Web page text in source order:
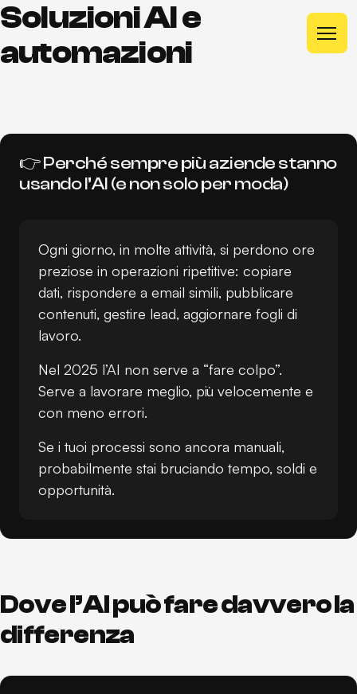
H
H
o
o
m
m
e
e
S
S
e
e
r
r
v
v
i
i
z
z
i
i
Progetti
Chisono
F
F
A
A
Q
Q
N
N
e
e
w
w
s
s
Soluzioni AI e
automazioni
👉 Perché sempre più aziende stanno
usando l’AI (e non solo per moda)
Ogni giorno, in molte attività, si perdono ore
preziose in operazioni ripetitive: copiare
dati, rispondere a email simili, pubblicare
contenuti, gestire lead, aggiornare fogli di
lavoro.
Nel 2025 l’AI non serve a “fare colpo”.
Serve a lavorare meglio, più velocemente e
con meno errori.
Se i tuoi processi sono ancora manuali,
probabilmente stai bruciando tempo, soldi e
opportunità.
Dove l’AI può fare davvero la
differenza